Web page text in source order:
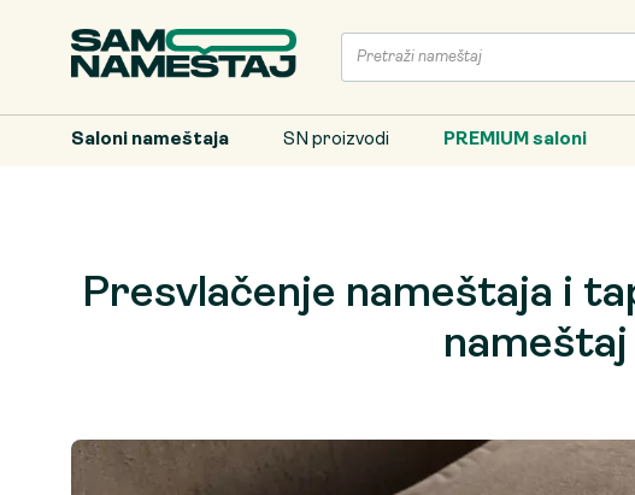
Saloni nameštaja SN proizvodi PREMIUM saloni
Presvlačenje nameštaja i